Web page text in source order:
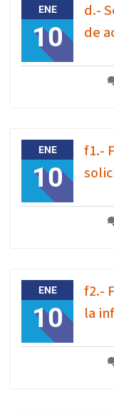
ENE
10
d.-
de
ENE
10
f1.-
ENE
10
f2.-
la